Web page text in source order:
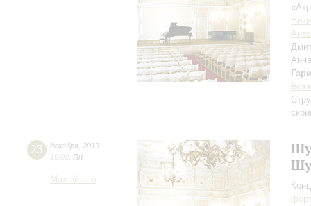
23 декабря 2019
19:00 Пн
Малый зал